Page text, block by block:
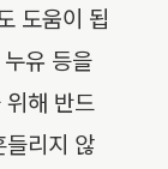
도움이 됩
유 등을
해 반드
리지 않